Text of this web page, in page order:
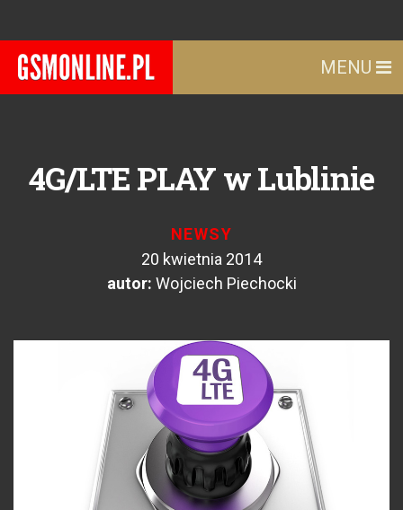
MENU
4G/LTE PLAY w Lublinie
NEWSY
20 kwietnia 2014
autor: Wojciech Piechocki